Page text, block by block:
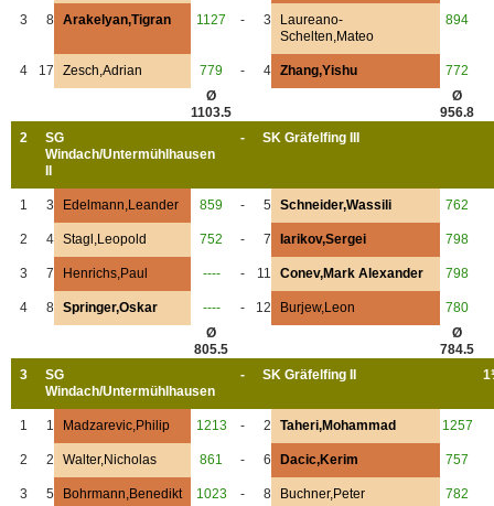
3 8 Arakelyan,Tigran 1127 - 3
Laureano-
Schelten,Mateo
894
4 17 Zesch,Adrian 779 - 4 Zhang,Yishu
772
Ø
1103.5
Ø
956.8
2
SG
Windach/Untermühlhausen
II
- SK Gräfelfing III
1 3 Edelmann,Leander 859 - 5 Schneider,Wassili 762
2 4 Stagl,Leopold 752 - 7 Iarikov,Sergei 798
3 7 Henrichs,Paul ---- - 11 Conev,Mark Alexander 798
4 8 Springer,Oskar ---- - 12 Burjew,Leon
780
Ø
805.5
Ø
784.5
3
SG
Windach/Untermühlhausen
- SK Gräfelfing II
1 1 Madzarevic,Philip 1213 - 2 Taheri,Mohammad 1257
2 2 Walter,Nicholas 861 - 6 Dacic,Kerim 757
3 5 Bohrmann,Benedikt 1023 - 8 Buchner,Peter 782